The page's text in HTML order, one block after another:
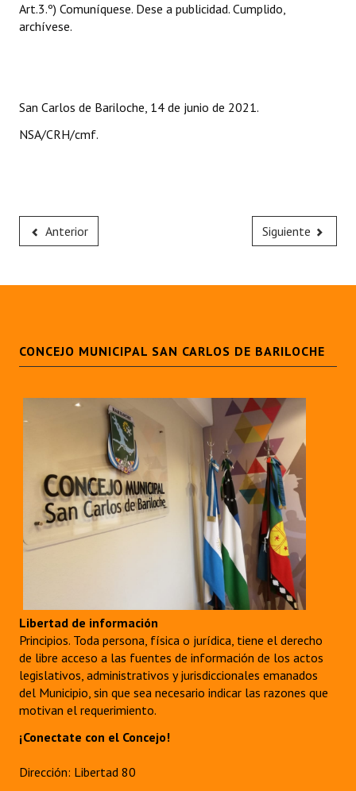
Ciudadano Ilustre - Registro
Antiguos Pobladores - Registro
Entrega de distinciones
Art.3.º) Comuníquese. Dese a publicidad. Cumplido,
archívese.
San Carlos de Bariloche, 14 de junio de 2021.
NSA/CRH/cmf.
Anterior Siguiente
CONCEJO MUNICIPAL SAN CARLOS DE BARILOCHE
Libertad de información
Principios. Toda persona, física o jurídica, tiene el derecho
de libre acceso a las fuentes de información de los actos
legislativos, administrativos y jurisdiccionales emanados
del Municipio, sin que sea necesario indicar las razones que
motivan el requerimiento.
¡Conectate con el Concejo!
Dirección: Libertad 80